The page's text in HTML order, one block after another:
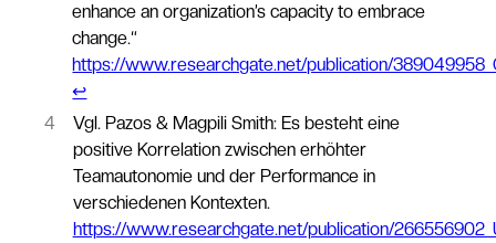
enhance an organization’s capacity to embrace
change.“
https://www.researchgate.net/publication/
↩︎
4
Vgl. Pazos & Magpili Smith: Es besteht eine
positive Korrelation zwischen erhöhter
Teamautonomie und der Performance in
verschiedenen Kontexten.
https://www.researchgate.net/publication/